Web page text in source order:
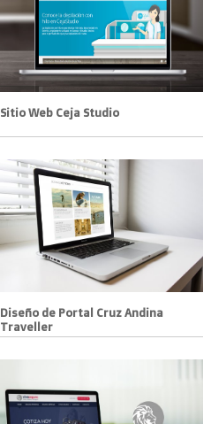
Sitio Web Ceja Studio
Diseño de Portal Cruz Andina
Traveller